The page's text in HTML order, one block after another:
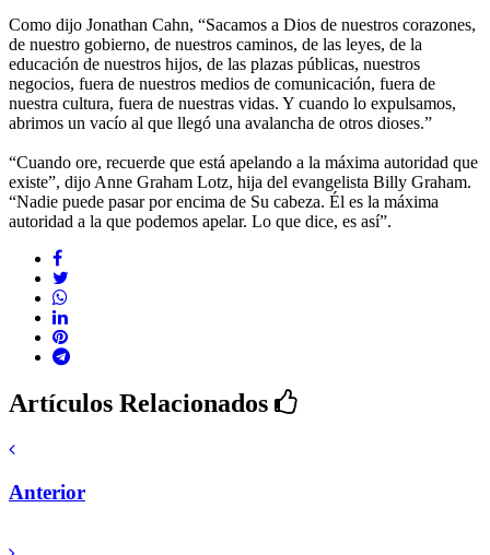
Como dijo Jonathan Cahn, “Sacamos a Dios de nuestros corazones,
de nuestro gobierno, de nuestros caminos, de las leyes, de la
educación de nuestros hijos, de las plazas públicas, nuestros
negocios, fuera de nuestros medios de comunicación, fuera de
nuestra cultura, fuera de nuestras vidas. Y cuando lo expulsamos,
abrimos un vacío al que llegó una avalancha de otros dioses.”
“Cuando ore, recuerde que está apelando a la máxima autoridad que
existe”, dijo Anne Graham Lotz, hija del evangelista Billy Graham.
“Nadie puede pasar por encima de Su cabeza. Él es la máxima
autoridad a la que podemos apelar. Lo que dice, es así”.
Artículos Relacionados
Anterior